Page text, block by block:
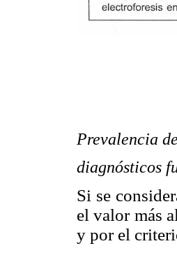
Prevalencia
diagnósticos
Si se
el valor más
y por el